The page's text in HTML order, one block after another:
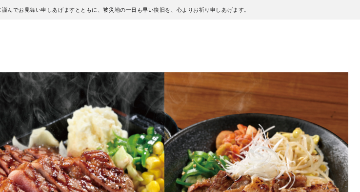
んでお見舞い申しあげますとともに、被災地の一日も早い復旧を、心よりお祈り申しあげます。